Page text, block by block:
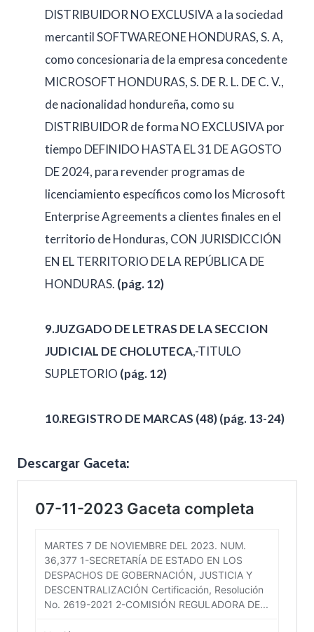
DISTRIBUIDOR NO EXCLUSIVA a la sociedad
mercantil SOFTWAREONE HONDURAS, S. A,
como concesionaria de la empresa concedente
MICROSOFT HONDURAS, S. DE R. L. DE C. V.,
de nacionalidad hondureña, como su
DISTRIBUIDOR de forma NO EXCLUSIVA por
tiempo DEFINIDO HASTA EL 31 DE AGOSTO
DE 2024, para revender programas de
licenciamiento específicos como los Microsoft
Enterprise Agreements a clientes finales en el
territorio de Honduras, CON JURISDICCIÓN
EN EL TERRITORIO DE LA REPÚBLICA DE
HONDURAS. (pág. 12)
9.JUZGADO DE LETRAS DE LA SECCION
JUDICIAL DE CHOLUTECA,-TITULO
SUPLETORIO (pág. 12)
10.REGISTRO DE MARCAS (48)(pág. 13-24)
Descargar Gaceta: